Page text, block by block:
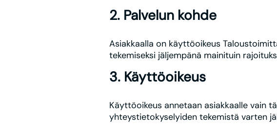
2. Palvelun kohde
Asiakkaalla on käyttöoikeus
tekemiseksi jäljempänä mainituin
3. Käyttöoikeus
Käyttöoikeus annetaan asiakkaalle vain
yhteystietokyselyiden tekemistä varten